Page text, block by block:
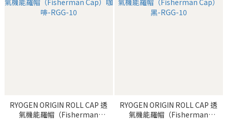
RYOGEN ORIGIN ROLL CAP 透
氣機能羅帽（Fisherman
RYOGEN ORIGIN ROLL CAP 透
氣機能羅帽（Fisherman